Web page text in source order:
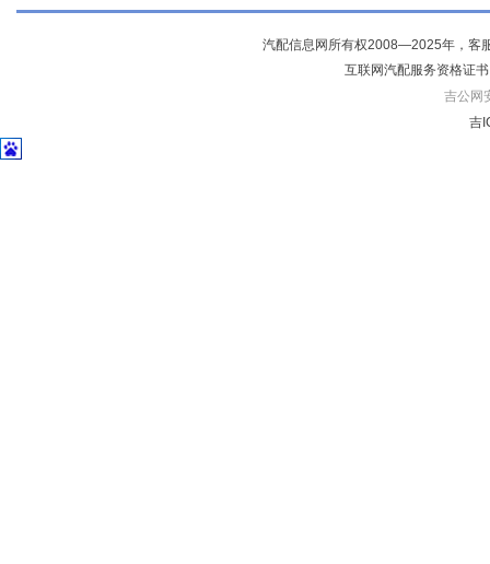
汽配信息网所有权2008—2025年，客
互联网汽配服务资格证
吉公网
吉